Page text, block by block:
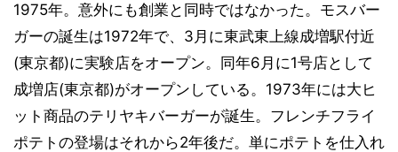
1975年。意外にも創業と同時ではなかった。モスバー
ガーの誕生は1972年で、3月に東武東上線成増駅付近
(東京都)に実験店をオープン。同年6月に1号店として
成増店(東京都)がオープンしている。1973年には大ヒ
ット商品のテリヤキバーガーが誕生。フレンチフライ
ポテトの登場はそれから2年後だ。単にポテトを仕入れ